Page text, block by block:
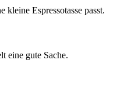
Espressotasse passt.
eine gute Sache.